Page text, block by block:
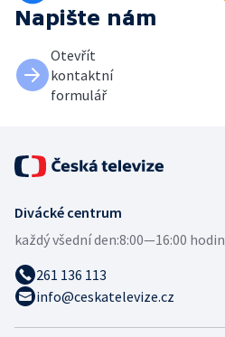
Napište nám
Otevřít
kontaktní
formulář
Divácké centrum
každý všední den:8:00—16:00 hodin
261 136 113
info@ceskatelevize.cz